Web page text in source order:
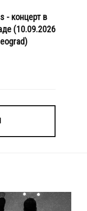
- концерт в
(10.09.2026